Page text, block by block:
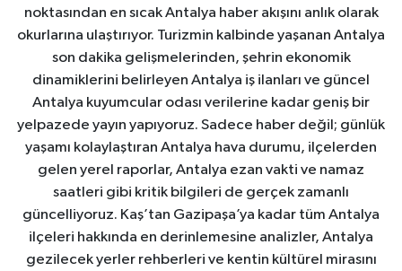
noktasından en sıcak Antalya haber akışını anlık olarak
okurlarına ulaştırıyor. Turizmin kalbinde yaşanan Antalya
son dakika gelişmelerinden, şehrin ekonomik
dinamiklerini belirleyen Antalya iş ilanları ve güncel
Antalya kuyumcular odası verilerine kadar geniş bir
yelpazede yayın yapıyoruz. Sadece haber değil; günlük
yaşamı kolaylaştıran Antalya hava durumu, ilçelerden
gelen yerel raporlar, Antalya ezan vakti ve namaz
saatleri gibi kritik bilgileri de gerçek zamanlı
güncelliyoruz. Kaş’tan Gazipaşa’ya kadar tüm Antalya
ilçeleri hakkında en derinlemesine analizler, Antalya
gezilecek yerler rehberleri ve kentin kültürel mirasını